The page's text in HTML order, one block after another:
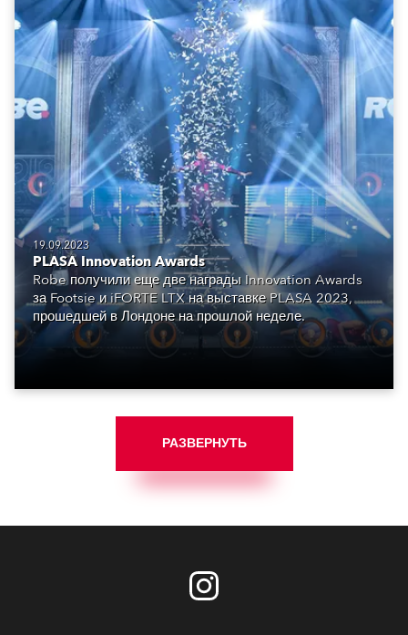
19.09.2023
PLASA Innovation Awards
Robe получили еще две награды Innovation Awards
за Footsie и iFORTE LTX на выставке PLASA 2023,
прошедшей в Лондоне на прошлой неделе.
РАЗВЕРНУТЬ